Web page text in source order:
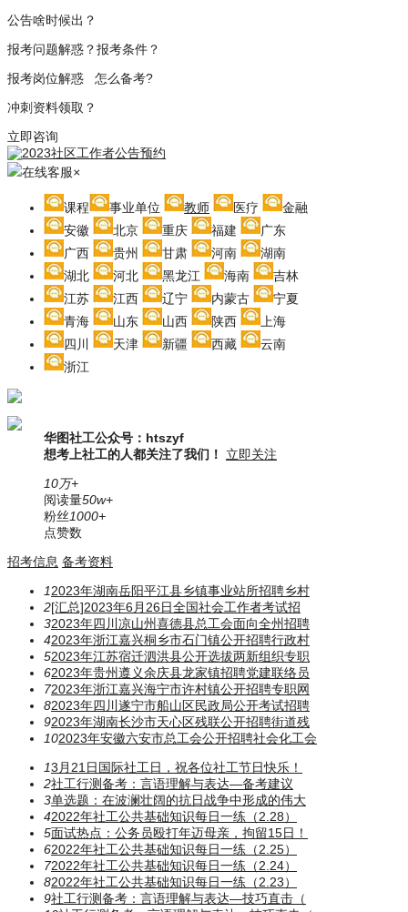
公告啥时候出？
报考问题解惑？报考条件？
报考岗位解惑 怎么备考?
冲刺资料领取？
立即咨询
在线客服×
课程 事业单位 教师 医疗
金融
安徽
北京 重庆 福建
广东
广西
贵州 甘肃 河南
湖南
湖北
河北 黑龙江 海南
吉林
江苏
江西 辽宁 内蒙古
宁夏
青海
山东 山西 陕西
上海
四川
天津 新疆 西藏
云南
浙江
华图社工公众号：htszyf
想考上社工的人都关注了我们！
立即关注
10万+
阅读量50w+
粉丝1000+
点赞数
招考信息 备考资料
12023年湖南岳阳平江县乡镇事业站所招聘乡村
2[汇总]2023年6月26日全国社会工作者考试招
32023年四川凉山州喜德县总工会面向全州招聘
42023年浙江嘉兴桐乡市石门镇公开招聘行政村
52023年江苏宿迁泗洪县公开选拔两新组织专职
62023年贵州遵义余庆县龙家镇招聘党建联络员
72023年浙江嘉兴海宁市许村镇公开招聘专职网
82023年四川遂宁市船山区民政局公开考试招聘
92023年湖南长沙市天心区残联公开招聘街道残
102023年安徽六安市总工会公开招聘社会化工会
13月21日国际社工日，祝各位社工节日快乐！
2社工行测备考：言语理解与表达—备考建议
3单选题：在波澜壮阔的抗日战争中形成的伟大
42022年社工公共基础知识每日一练（2.28）
5面试热点：公务员殴打年迈母亲，拘留15日！
62022年社工公共基础知识每日一练（2.25）
72022年社工公共基础知识每日一练（2.24）
82022年社工公共基础知识每日一练（2.23）
9社工行测备考：言语理解与表达—技巧直击（